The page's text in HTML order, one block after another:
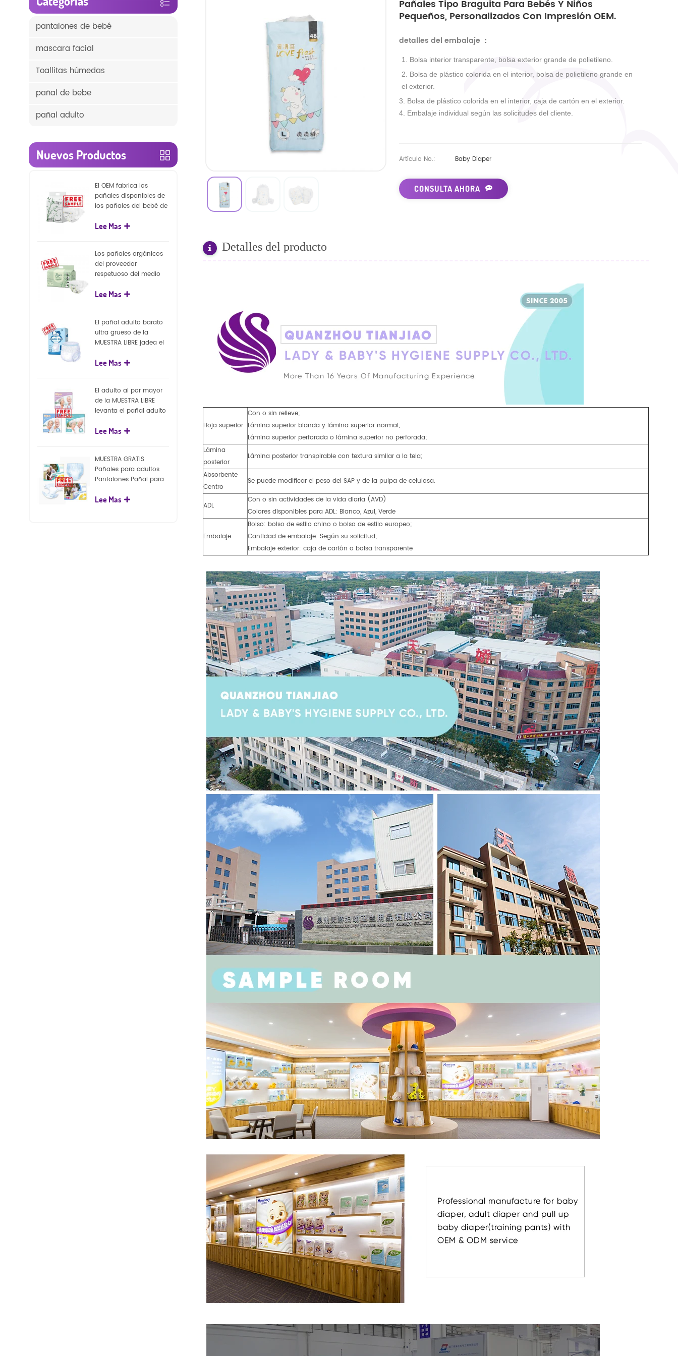
Pañales Tipo Braguita Para Bebés Y Niños
Pequeños, Personalizados Con Impresión OEM.
detalles del embalaje ：
1. Bolsa interior transparente, bolsa exterior grande de polietileno.
2. Bolsa de plástico colorida en el interior, bolsa de polietileno grande en
el exterior.
3. Bolsa de plástico colorida en el interior, caja de cartón en el exterior.
4. Embalaje individual según las solicitudes del cliente.
Artículo No.: Baby Diaper
CONSULTA AHORA
Detalles del producto
Hoja superior
Con o sin relieve;
Lámina superior blanda y lámina superior normal;
Lámina superior perforada o lámina superior no perforada;
Lámina
posterior
Lámina posterior transpirable con textura similar a la tela;
Absorbente
Centro
Se puede modificar el peso del SAP y de la pulpa de celulosa.
ADL
Con o sin actividades de la vida diaria (AVD)
Colores disponibles para ADL: Blanco, Azul, Verde
Embalaje
Bolso: bolso de estilo chino o bolso de estilo europeo;
Cantidad de embalaje: Según su solicitud;
Embalaje exterior: caja de cartón o bolsa transparente
pantalones de bebé
mascara facial
Toallitas húmedas
pañal de bebe
pañal adulto
Nuevos Productos
El OEM fabrica los
pañales disponibles de
los pañales del bebé de
capa superficial
Lee Mas
Los pañales orgánicos
del proveedor
respetuoso del medio
llegada venden al por
de la naturaleza
Lee Mas
El pañal adulto barato
ultra grueso de la
MUESTRA LIBRE jadea el
para el adulto
Lee Mas
El adulto al por mayor
de la MUESTRA LIBRE
levanta el pañal adulto
pantalones del pañal
Lee Mas
MUESTRA GRATIS
Pañales para adultos
Pantalones Pañal para
para adultos
Lee Mas